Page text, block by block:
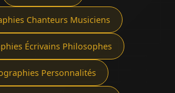
Chanteurs Musiciens
Écrivains Philosophes
Personnalités